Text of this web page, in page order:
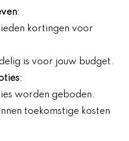
:
kortingen voor
is voor jouw budget.
:
worden geboden.
toekomstige kosten